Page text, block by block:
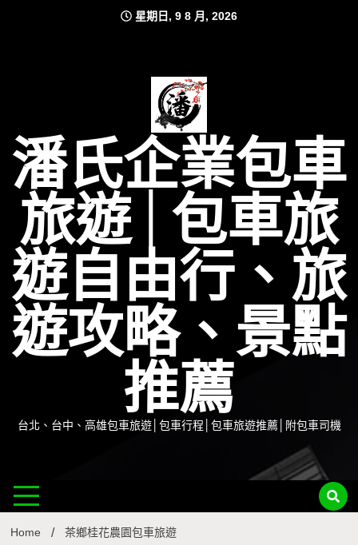
星期日, 9 8 月, 2026
潘氏企業包車
旅遊│包車旅
遊自由行、旅
遊攻略、景點
推薦
台北、台中、高雄包車旅遊│包車行程│包車旅遊推薦│附包車司機
Home 茶鄉桂花農園包車旅遊